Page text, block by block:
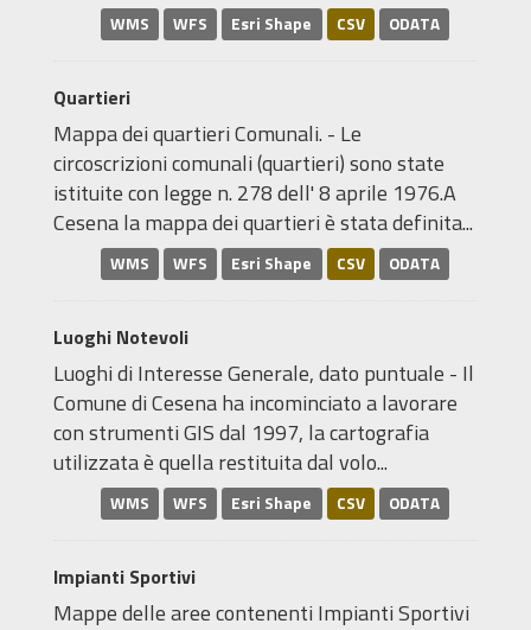
WMS WFS Esri Shape CSV ODATA
Quartieri
Mappa dei quartieri Comunali. - Le
circoscrizioni comunali (quartieri) sono state
istituite con legge n. 278 dell' 8 aprile 1976.A
Cesena la mappa dei quartieri è stata definita...
WMS WFS Esri Shape CSV ODATA
Luoghi Notevoli
Luoghi di Interesse Generale, dato puntuale - Il
Comune di Cesena ha incominciato a lavorare
con strumenti GIS dal 1997, la cartografia
utilizzata è quella restituita dal volo...
WMS WFS Esri Shape CSV ODATA
Impianti Sportivi
Mappe delle aree contenenti Impianti Sportivi